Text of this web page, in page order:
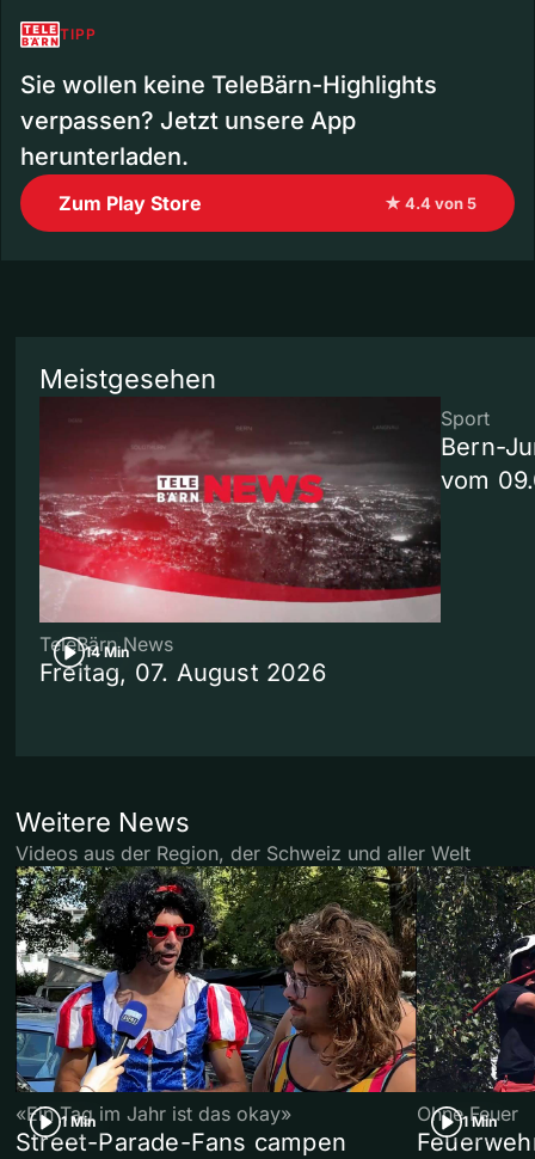
TIPP
Sie wollen keine TeleBärn-Highlights
verpassen? Jetzt unsere App
herunterladen.
Zum Play Store ★ 4.4 von 5
Meistgesehen
14 Min
TeleBärn News
Freitag, 07. August 2026
Sport
Bern-
vom
Weitere News
Videos aus der Region, der Schweiz und aller Welt
1 Min
«Ein Tag im Jahr ist das okay»
Street-Parade-Fans campen
1 Min
Ohne Feuer